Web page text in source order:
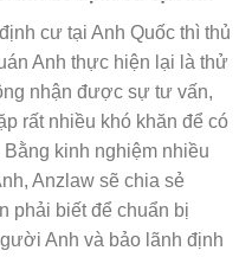
cư tại Anh Quốc thì thủ
Anh thực hiện lại là thử
nhận được sự tư vấn,
rất nhiều khó khăn để có
kinh nghiệm nhiều
Anzlaw sẽ chia sẻ
phải biết để chuẩn bị
Anh và bảo lãnh định